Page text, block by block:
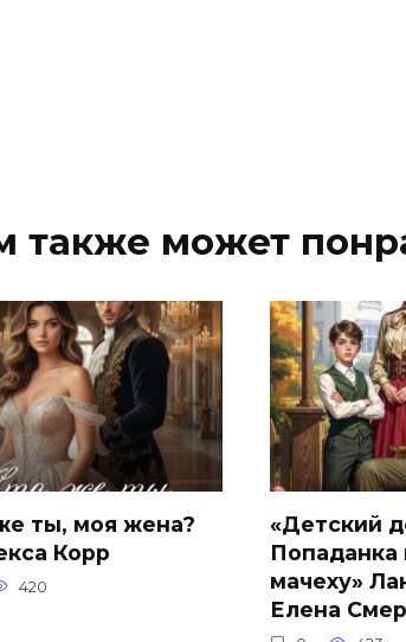
также может
ты, моя жена?
Корр
420
«Детский
Попаданка
мачеху»
Елена